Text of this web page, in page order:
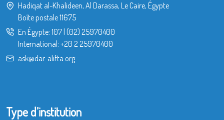
Hadiqat al-Khalideen, Al Darassa, Le Caire, Égypte
Boîte postale 11675
En Égypte: 107 (02) 25970400
International: +20 2 25970400
ask@dar-alifta.org
Type d’institution